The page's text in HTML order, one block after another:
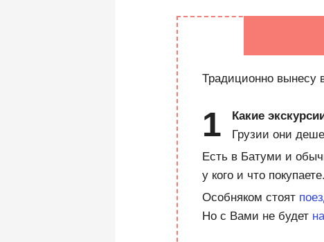
Традиционно вынесу
Какие
Грузии они
Есть в Батуми и
у кого и что
Особняком стоят
Но с Вами не будет